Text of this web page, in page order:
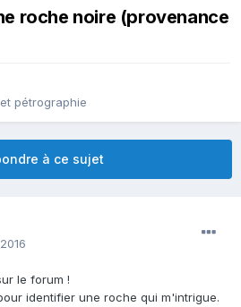
roche noire (provenance
pétrographie
à ce sujet
le forum !
identifier une roche qui m'intrigue.